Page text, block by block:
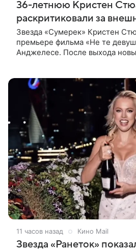
36-летнюю Кристен
раскритиковали за
Звезда «Сумерек» Кристен
премьере фильма «Не те
Анджелесе. После выхода
11 часов назад Кино Mail
Звезда «Ранеток»